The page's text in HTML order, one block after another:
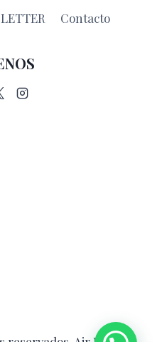
Contacto